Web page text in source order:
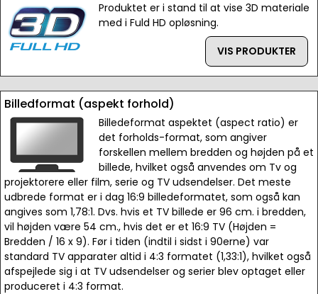
Produktet er i stand til at vise 3D materiale
med i Fuld HD opløsning.
VIS PRODUKTER
Billedformat (aspekt forhold)
Billedeformat aspektet (aspect ratio) er
det forholds-format, som angiver
forskellen mellem bredden og højden på et
billede, hvilket også anvendes om Tv og
projektorere eller film, serie og TV udsendelser. Det meste
udbrede format er i dag 16:9 billedeformatet, som også kan
angives som 1,78:1. Dvs. hvis et TV billede er 96 cm. i bredden,
vil højden være 54 cm., hvis det er et 16:9 TV (Højden =
Bredden / 16 x 9). Før i tiden (indtil i sidst i 90erne) var
standard TV apparater altid i 4:3 formatet (1,33:1), hvilket også
afspejlede sig i at TV udsendelser og serier blev optaget eller
produceret i 4:3 format.